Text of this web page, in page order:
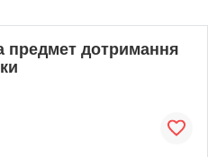
предмет дотримання